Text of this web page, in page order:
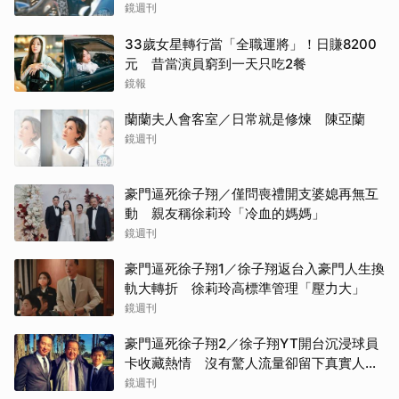
鏡週刊
33歲女星轉行當「全職運將」！日賺8200
元 昔當演員窮到一天只吃2餐
鏡報
蘭蘭夫人會客室／日常就是修煉 陳亞蘭
鏡週刊
豪門逼死徐子翔／僅問喪禮開支婆媳再無互
動 親友稱徐莉玲「冷血的媽媽」
鏡週刊
豪門逼死徐子翔1／徐子翔返台入豪門人生換
軌大轉折 徐莉玲高標準管理「壓力大」
鏡週刊
豪門逼死徐子翔2／徐子翔YT開台沉浸球員
卡收藏熱情 沒有驚人流量卻留下真實人生
記錄
鏡週刊